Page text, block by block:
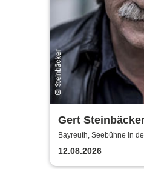
Gert
Bayreuth, Seebühne in
12.08.2026